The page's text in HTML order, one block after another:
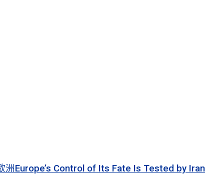
Europe’s Control of Its Fate Is Tested by